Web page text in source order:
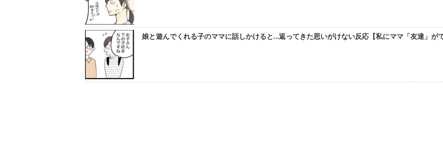
娘と遊んでくれる子のママに話しかけると…返ってきた思いがけない反応【私にママ「友達」